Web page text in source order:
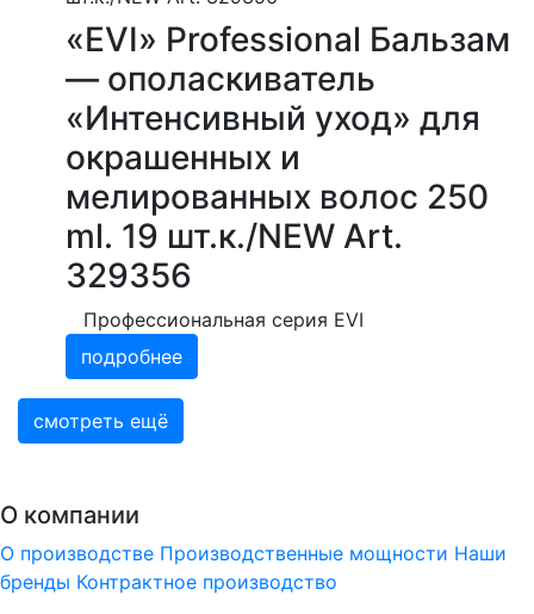
«EVI» Professional Бальзам
— ополаскиватель
«Интенсивный уход» для
окрашенных и
мелированных волос 250
ml. 19 шт.к./NEW Art.
329356
Профессиональная серия EVI
подробнее
смотреть ещё
О компании
О производстве Производственные мощности Наши
бренды Контрактное производство